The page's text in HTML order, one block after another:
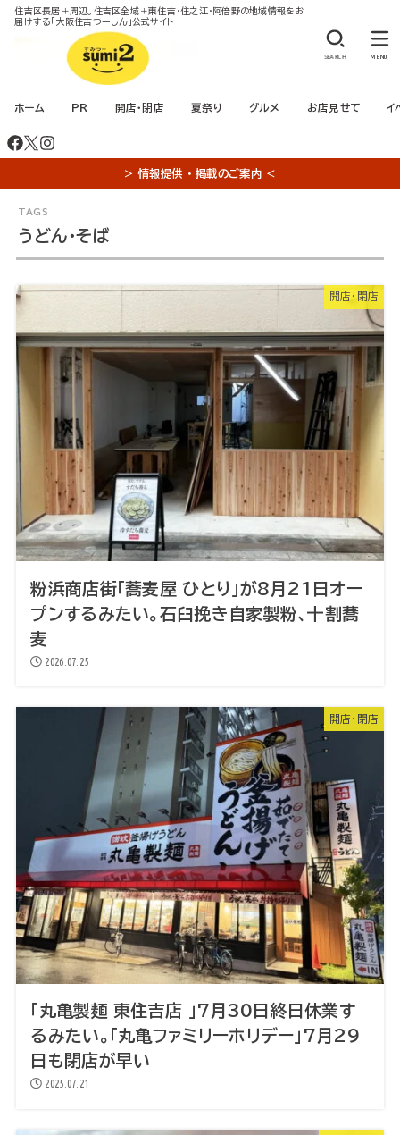
住吉区長居＋周辺。住吉区全域＋東住吉・住之江・阿倍野の地域情報をお
届けする「大阪住吉つーしん」公式サイト
ホーム PR 開店・閉店 夏祭り グルメ お店見せて イ
SEARCH MENU
＞ 情報提供 ・ 掲載のご案内 ＜
うどん・そば
開店・閉店
粉浜商店街「蕎麦屋 ひとり」が8月21日オー
プンするみたい。石臼挽き自家製粉、十割蕎
麦
2026.07.25
開店・閉店
「丸亀製麺 東住吉店 」7月30日終日休業す
るみたい。「丸亀ファミリーホリデー」7月29
日も閉店が早い
2025.07.21